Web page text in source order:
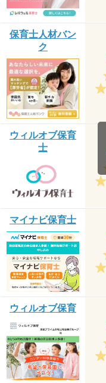
保育士人材バン
ク
ウィルオブ保育
士
マイナビ保育士
ウィルオブ保育